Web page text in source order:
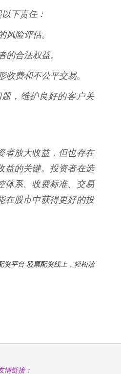
下责任：
险评估。
合法权益。
费和不公平交易。
，维护良好的客户关
者放大收益，但也存在
益的关键。投资者在选
体系、收费标准、交易
在股市中获得更好的投
资平台 股票配资线上，轻松放
情链接：